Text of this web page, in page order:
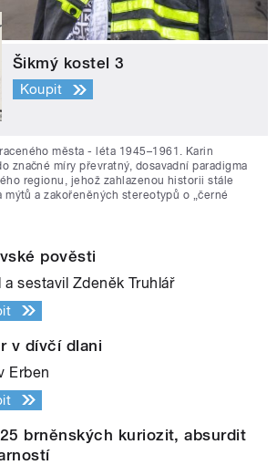
Šikmý kostel 3
Koupit
města - léta 1945–1961. Karin
značné míry převratný, dosavadní paradigma
regionu, jehož zahlazenou historii stále
mýtů a zakořeněných stereotypů o „černé
pověsti
a sestavil Zdeněk Truhlář
v dívčí dlani
Erben
brněnských kuriozit, absurdit